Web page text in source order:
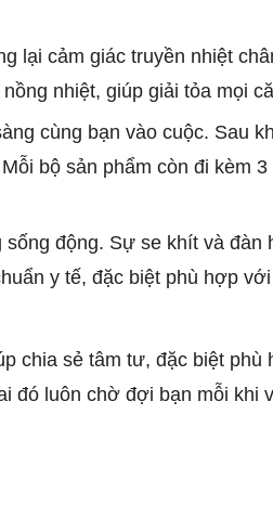
lại cảm giác truyền nhiệt
nhiệt, giúp giải tỏa mọi
cùng bạn vào cuộc. Sau
bộ sản phẩm còn đi kèm
động. Sự se khít và đàn
y tế, đặc biệt phù hợp
chia sẻ tâm tư, đặc biệt phù
đó luôn chờ đợi bạn mỗi khi